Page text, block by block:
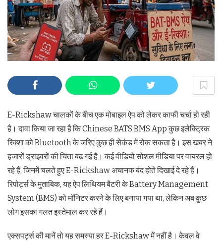
E-Rickshaw चालकों के बीच एक मोबाइल ऐप को लेकर काफी चर्चा हो रही
है। दावा किया जा रहा है कि Chinese BATS BMS App कुछ इलेक्ट्रिक
रिक्शा को Bluetooth के जरिए कुछ ही सेकंड में रोक सकता है। इस खबर ने
हजारों ड्राइवरों की चिंता बढ़ गई है। कई वीडियो सोशल मीडिया पर वायरल हो
रहे हैं, जिनमें चलते हुए E-Rickshaw अचानक बंद होते दिखाई दे रहे हैं।
रिपोर्ट्स के मुताबिक, यह ऐप लिथियम बैटरी के Battery Management
System (BMS) को मॉनिटर करने के लिए बनाया गया था, लेकिन अब कुछ
लोग इसका गलत इस्तेमाल कर रहे हैं।
एक्सपर्ट्स की मानें तो यह समस्या हर E-Rickshaw में नहीं है। केवल वे